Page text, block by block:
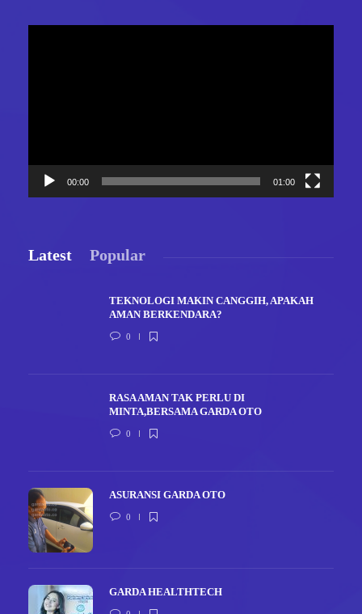
00:00 01:00
Latest Popular
TEKNOLOGI MAKIN CANGGIH, APAKAH
AMAN BERKENDARA?
0
RASA AMAN TAK PERLU DI
MINTA,BERSAMA GARDA OTO
0
ASURANSI GARDA OTO
0
GARDA HEALTHTECH